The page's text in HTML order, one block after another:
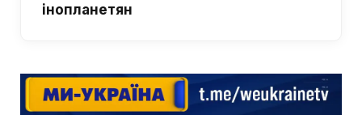
інопланетян